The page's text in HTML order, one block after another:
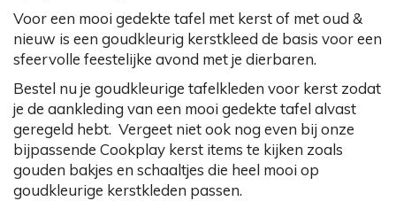
Voor een mooi gedekte tafel met kerst of met oud &
nieuw is een goudkleurig kerstkleed de basis voor een
sfeervolle feestelijke avond met je dierbaren.
Bestel nu je goudkleurige tafelkleden voor kerst zodat
je de aankleding van een mooi gedekte tafel alvast
geregeld hebt. Vergeet niet ook nog even bij onze
bijpassende Cookplay kerst items te kijken zoals
gouden bakjes en schaaltjes die heel mooi op
goudkleurige kerstkleden passen.